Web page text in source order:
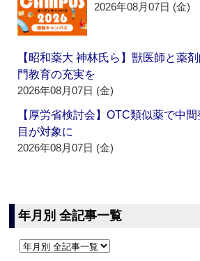
2026年08月07日 (金)
【昭和薬大 神林氏ら】獣医師と薬
門教育の充実を
2026年08月07日 (金)
【厚労省検討会】OTC類似薬で中
目が対象に
2026年08月07日 (金)
年月別 全記事一覧